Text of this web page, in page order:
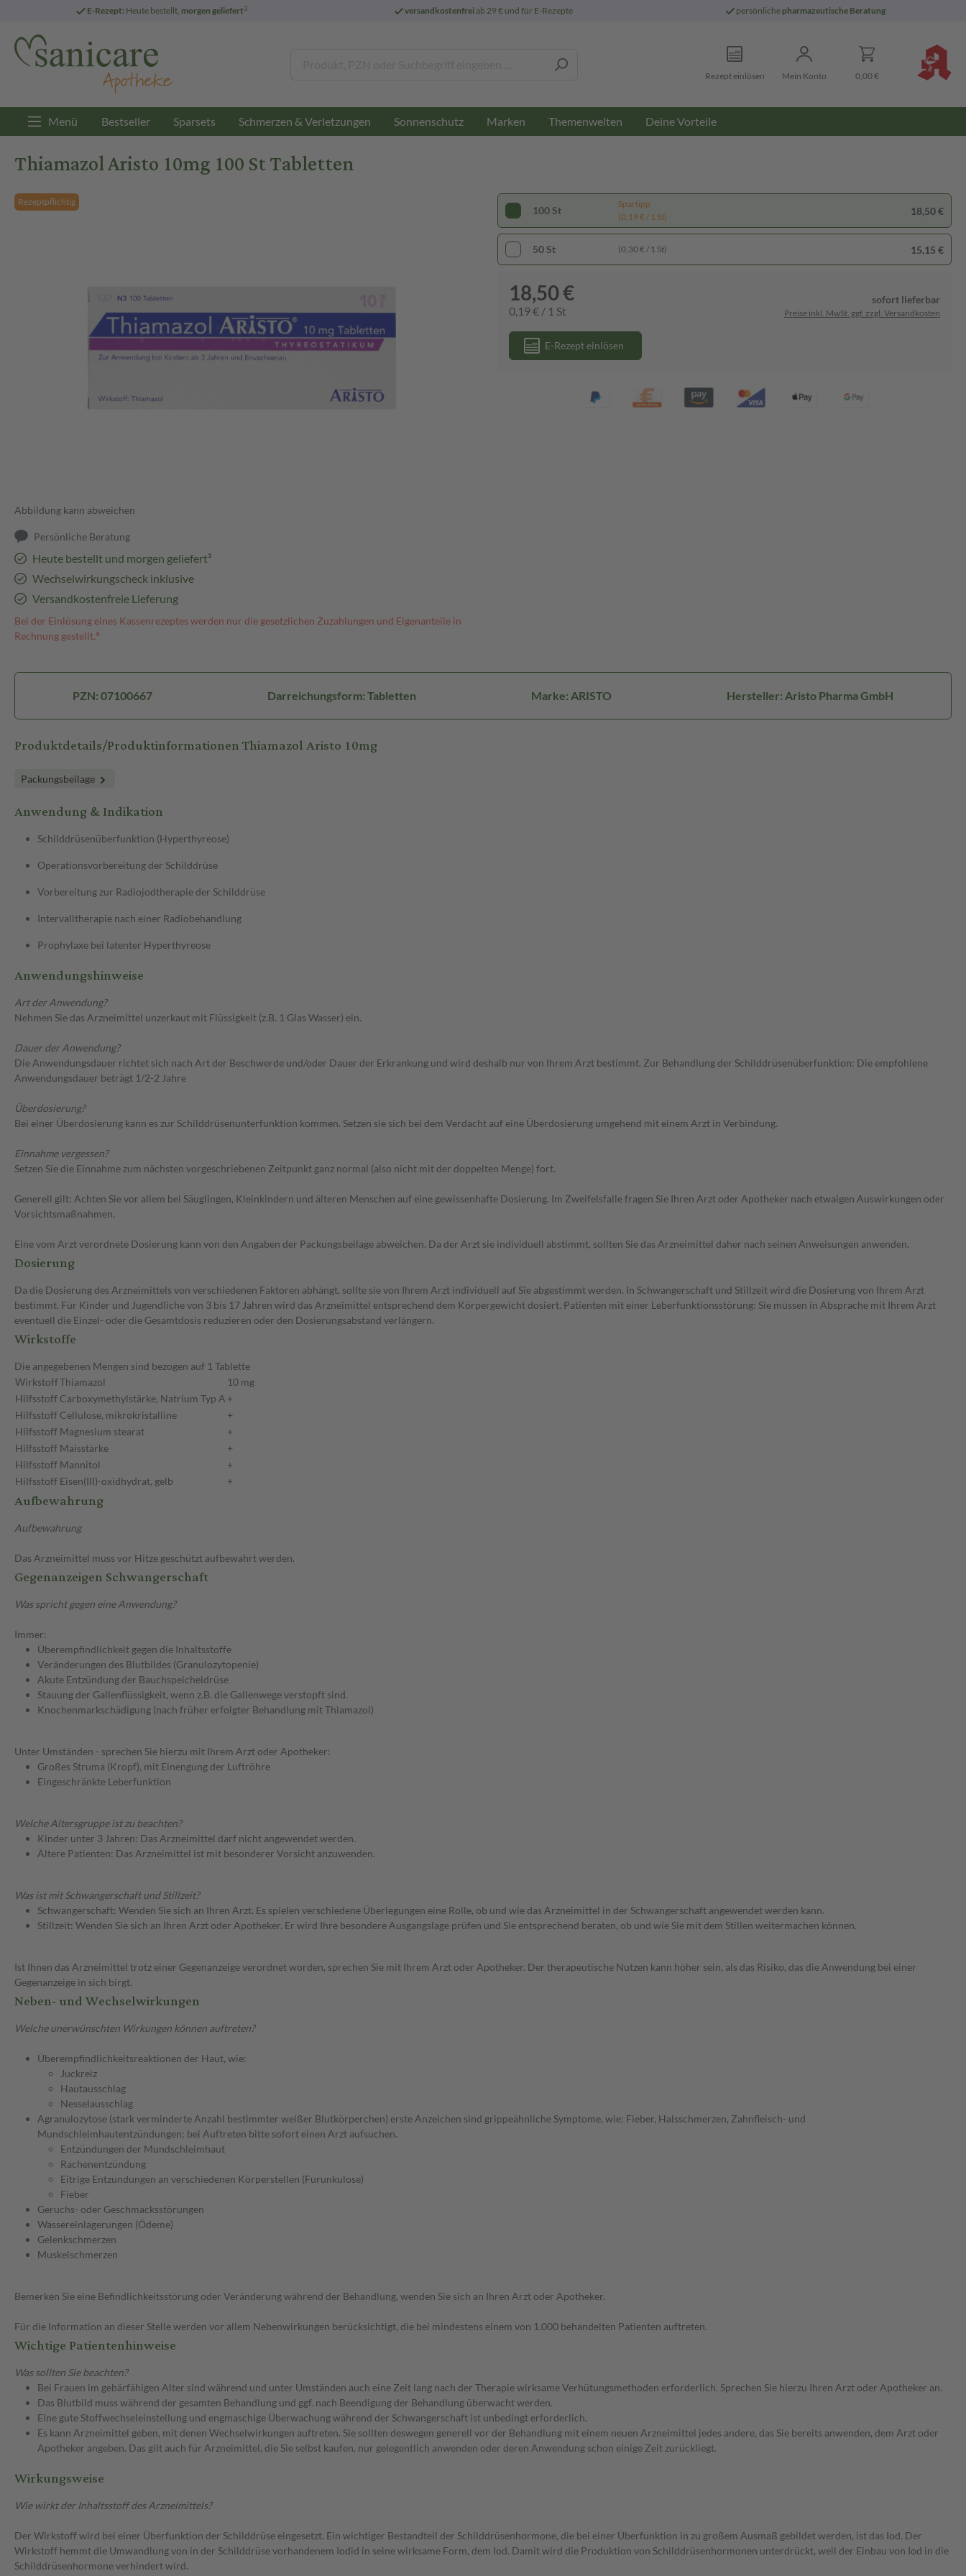
E-Rezept: Heute bestellt, morgen geliefert3 versandkostenfreiab 29 € und für E-Rezepte persönliche pharmazeutische Beratung
Rezept einlösen Mein Konto 0,00 €
Menü Bestseller Sparsets Schmerzen & Verletzungen Sonnenschutz Marken Themenwelten Deine Vorteile
Thiamazol Aristo 10mg 100 St Tabletten
Rezeptpflichtig
Abbildung kann abweichen
Persönliche Beratung
Heute bestellt und morgen geliefert³
Wechselwirkungscheck inklusive
Versandkostenfreie Lieferung
Bei der Einlösung eines Kassenrezeptes werden nur die gesetzlichen Zuzahlungen und Eigenanteile in
Rechnung gestellt.⁴
100 St
Spartipp
(0,19 € / 1 St)
18,50 €
50 St (0,30 € / 1 St) 15,15 €
18,50 €
0,19 € / 1 St
sofort lieferbar
Preise inkl. MwSt. ggf. zzgl. Versandkosten
E-Rezept einlösen
PZN: 07100667 Darreichungsform: Tabletten Marke: ARISTO Hersteller: Aristo Pharma GmbH
Produktdetails/Produktinformationen Thiamazol Aristo 10mg
Packungsbeilage
Anwendung & Indikation
Schilddrüsenüberfunktion (Hyperthyreose)
Operationsvorbereitung der Schilddrüse
Vorbereitung zur Radiojodtherapie der Schilddrüse
Intervalltherapie nach einer Radiobehandlung
Prophylaxe bei latenter Hyperthyreose
Anwendungshinweise
Art der Anwendung?
Nehmen Sie das Arzneimittel unzerkaut mit Flüssigkeit (z.B. 1 Glas Wasser) ein.
Dauer der Anwendung?
Die Anwendungsdauer richtet sich nach Art der Beschwerde und/oder Dauer der Erkrankung und wird deshalb nur von Ihrem Arzt bestimmt. Zur Behandlung der Schilddrüsenüberfunktion: Die empfohlene
Anwendungsdauer beträgt 1/2-2 Jahre
Überdosierung?
Bei einer Überdosierung kann es zur Schilddrüsenunterfunktion kommen. Setzen sie sich bei dem Verdacht auf eine Überdosierung umgehend mit einem Arzt in Verbindung.
Einnahme vergessen?
Setzen Sie die Einnahme zum nächsten vorgeschriebenen Zeitpunkt ganz normal (also nicht mit der doppelten Menge) fort.
Generell gilt: Achten Sie vor allem bei Säuglingen, Kleinkindern und älteren Menschen auf eine gewissenhafte Dosierung. Im Zweifelsfalle fragen Sie Ihren Arzt oder Apotheker nach etwaigen Auswirkungen oder
Vorsichtsmaßnahmen.
Eine vom Arzt verordnete Dosierung kann von den Angaben der Packungsbeilage abweichen. Da der Arzt sie individuell abstimmt, sollten Sie das Arzneimittel daher nach seinen Anweisungen anwenden.
Dosierung
Da die Dosierung des Arzneimittels von verschiedenen Faktoren abhängt, sollte sie von Ihrem Arzt individuell auf Sie abgestimmt werden. In Schwangerschaft und Stillzeit wird die Dosierung von Ihrem Arzt
bestimmt. Für Kinder und Jugendliche von 3 bis 17 Jahren wird das Arzneimittel entsprechend dem Körpergewicht dosiert. Patienten mit einer Leberfunktionsstörung: Sie müssen in Absprache mit Ihrem Arzt
eventuell die Einzel- oder die Gesamtdosis reduzieren oder den Dosierungsabstand verlängern.
Wirkstoffe
Die angegebenen Mengen sind bezogen auf 1 Tablette
WirkstoffThiamazol
10 mg
Hilfsstoff Carboxymethylstärke, Natrium Typ A +
Hilfsstoff Cellulose, mikrokristalline
+
Hilfsstoff Magnesium stearat
+
Hilfsstoff Maisstärke
+
Hilfsstoff Mannitol
+
Hilfsstoff Eisen(III)-oxidhydrat, gelb +
Aufbewahrung
Aufbewahrung
Das Arzneimittel muss vor Hitze geschützt aufbewahrt werden.
Gegenanzeigen Schwangerschaft
Was spricht gegen eine Anwendung?
Immer:
Überempfindlichkeit gegen die Inhaltsstoffe
Veränderungen des Blutbildes (Granulozytopenie)
Akute Entzündung der Bauchspeicheldrüse
Stauung der Gallenflüssigkeit, wenn z.B. die Gallenwege verstopft sind.
Knochenmarkschädigung (nach früher erfolgter Behandlung mit Thiamazol)
Unter Umständen - sprechen Sie hierzu mit Ihrem Arzt oder Apotheker:
Großes Struma (Kropf), mit Einengung der Luftröhre
Eingeschränkte Leberfunktion
Welche Altersgruppe ist zu beachten?
Kinder unter 3 Jahren: Das Arzneimittel darf nicht angewendet werden.
Ältere Patienten: Das Arzneimittel ist mit besonderer Vorsicht anzuwenden.
Was ist mit Schwangerschaft und Stillzeit?
Schwangerschaft: Wenden Sie sich an Ihren Arzt. Es spielen verschiedene Überlegungen eine Rolle, ob und wie das Arzneimittel in der Schwangerschaft angewendet werden kann.
Stillzeit: Wenden Sie sich an Ihren Arzt oder Apotheker. Er wird Ihre besondere Ausgangslage prüfen und Sie entsprechend beraten, ob und wie Sie mit dem Stillen weitermachen können.
Ist Ihnen das Arzneimittel trotz einer Gegenanzeige verordnet worden, sprechen Sie mit Ihrem Arzt oder Apotheker. Der therapeutische Nutzen kann höher sein, als das Risiko, das die Anwendung bei einer
Gegenanzeige in sich birgt.
Neben- und Wechselwirkungen
Welche unerwünschten Wirkungen können auftreten?
Überempfindlichkeitsreaktionen der Haut, wie:
Juckreiz
Hautausschlag
Nesselausschlag
Agranulozytose (stark verminderte Anzahl bestimmter weißer Blutkörperchen) erste Anzeichen sind grippeähnliche Symptome, wie: Fieber, Halsschmerzen, Zahnfleisch- und
Mundschleimhautentzündungen; bei Auftreten bitte sofort einen Arzt aufsuchen.
Entzündungen der Mundschleimhaut
Rachenentzündung
Eitrige Entzündungen an verschiedenen Körperstellen (Furunkulose)
Fieber
Geruchs- oder Geschmacksstörungen
Wassereinlagerungen (Ödeme)
Gelenkschmerzen
Muskelschmerzen
Bemerken Sie eine Befindlichkeitsstörung oder Veränderung während der Behandlung, wenden Sie sich an Ihren Arzt oder Apotheker.
Für die Information an dieser Stelle werden vor allem Nebenwirkungen berücksichtigt, die bei mindestens einem von 1.000 behandelten Patienten auftreten.
Wichtige Patientenhinweise
Was sollten Sie beachten?
Bei Frauen im gebärfähigen Alter sind während und unter Umständen auch eine Zeit lang nach der Therapie wirksame Verhütungsmethoden erforderlich. Sprechen Sie hierzu Ihren Arzt oder Apotheker an.
Das Blutbild muss während der gesamten Behandlung und ggf. nach Beendigung der Behandlung überwacht werden.
Eine gute Stoffwechseleinstellung und engmaschige Überwachung während der Schwangerschaft ist unbedingt erforderlich.
Es kann Arzneimittel geben, mit denen Wechselwirkungen auftreten. Sie sollten deswegen generell vor der Behandlung mit einem neuen Arzneimittel jedes andere, das Sie bereits anwenden, dem Arzt oder
Apotheker angeben. Das gilt auch für Arzneimittel, die Sie selbst kaufen, nur gelegentlich anwenden oder deren Anwendung schon einige Zeit zurückliegt.
Wirkungsweise
Wie wirkt der Inhaltsstoff des Arzneimittels?
Der Wirkstoff wird bei einer Überfunktion der Schilddrüse eingesetzt. Ein wichtiger Bestandteil der Schilddrüsenhormone, die bei einer Überfunktion in zu großem Ausmaß gebildet werden, ist das Iod. Der
Wirkstoff hemmt die Umwandlung von in der Schilddrüse vorhandenem Iodid in seine wirksame Form, dem Iod. Damit wird die Produktion von Schilddrüsenhormonen unterdrückt, weil der Einbau von Iod in die
Schilddrüsenhormone verhindert wird.